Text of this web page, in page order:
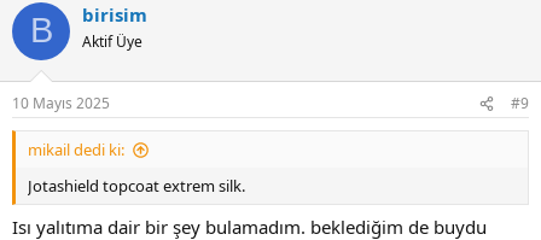
B birisim
Aktif Üye
10 Mayıs 2025 #9
mikail dedi ki:
Jotashield topcoat extrem silk.
Isı yalıtıma dair bir şey bulamadım. beklediğim de buydu